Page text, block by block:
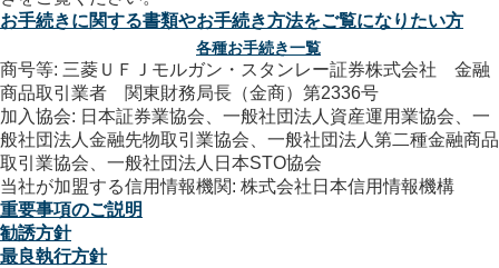
お手続きに関する書類やお手続き方法をご覧になりたい方
各種お手続き一覧
商号等: 三菱ＵＦＪモルガン・スタンレー証券株式会社 金融
商品取引業者 関東財務局長（金商）第2336号
加入協会: 日本証券業協会、一般社団法人資産運用業協会、一
般社団法人金融先物取引業協会、一般社団法人第二種金融商品
取引業協会、一般社団法人日本STO協会
当社が加盟する信用情報機関: 株式会社日本信用情報機構
重要事項のご説明
勧誘方針
最良執行方針